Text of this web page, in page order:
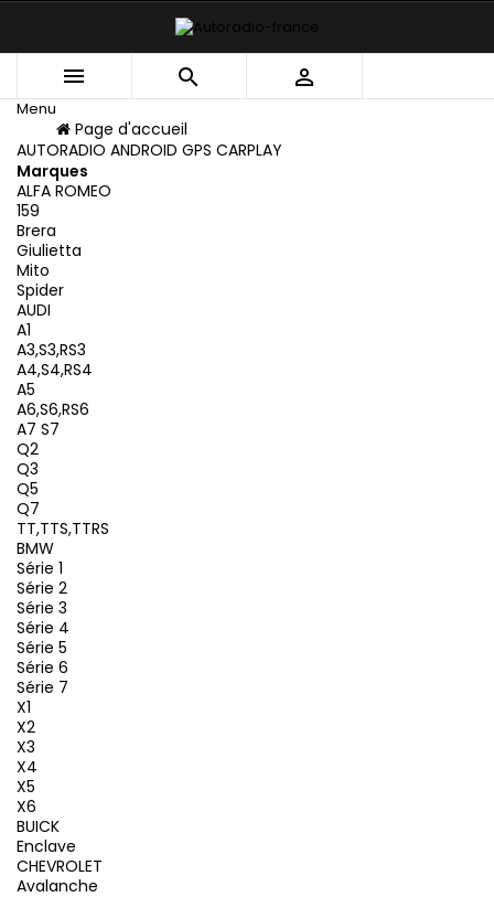
  
Menu
Page d'accueil
AUTORADIO ANDROID GPS CARPLAY
Marques
ALFA ROMEO
159
Brera
Giulietta
Mito
Spider
AUDI
A1
A3,S3,RS3
A4,S4,RS4
A5
A6,S6,RS6
A7 S7
Q2
Q3
Q5
Q7
TT,TTS,TTRS
BMW
Série 1
Série 2
Série 3
Série 4
Série 5
Série 6
Série 7
X1
X2
X3
X4
X5
X6
BUICK
Enclave
CHEVROLET
Avalanche